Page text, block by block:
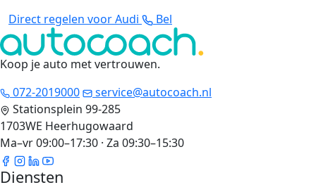
Direct regelen voor Audi
Bel
Koop je auto met vertrouwen.
072-2019000
service@autocoach.nl
Stationsplein 99-285
1703WE Heerhugowaard
Ma–vr 09:00–17:30 · Za 09:30–15:30
Diensten